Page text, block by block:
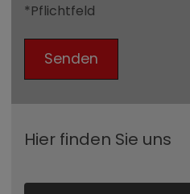
*Pflichtfeld
Hier finden Sie uns